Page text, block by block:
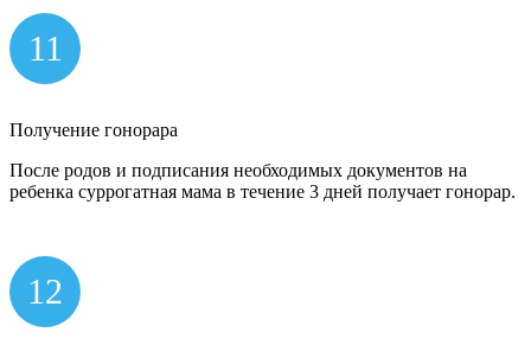
11
Получение гонорара
После родов и подписания необходимых документов на
ребенка суррогатная мама в течение 3 дней получает гонорар.
12